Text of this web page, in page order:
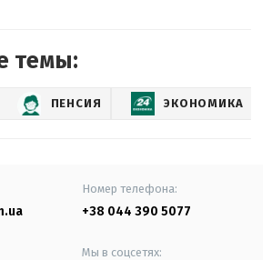
темы:
ПЕНСИЯ ЭКОНОМИКА
Номер телефона:
+38 044 390 5077
Мы в соцсетях: